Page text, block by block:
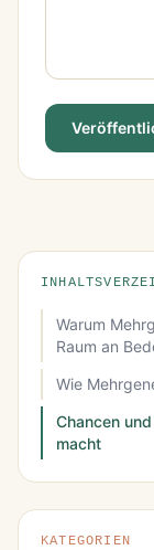
Warum
Raum an
Wie
Chancen
macht
KATEGORIEN